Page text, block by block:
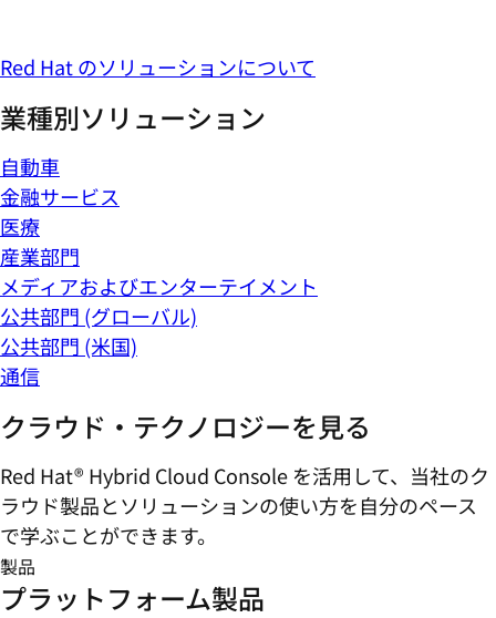
Red Hat のソリューションについて
業種別ソリューション
自動車
金融サービス
医療
産業部門
メディアおよびエンターテイメント
公共部門 (グローバル)
公共部門 (米国)
通信
クラウド・テクノロジーを見る
Red Hat® Hybrid Cloud Console を活用して、当社のク
ラウド製品とソリューションの使い方を自分のペース
で学ぶことができます。
製品
プラットフォーム製品